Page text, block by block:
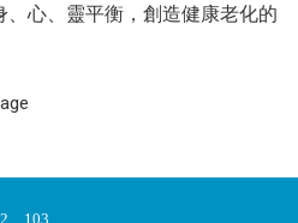
心、靈平衡，創造健康老化的
、103